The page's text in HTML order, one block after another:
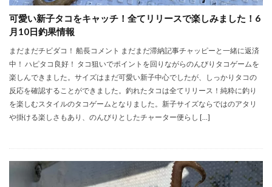
可愛い新子タコをキャッチ！全てリリースで楽しみました！6
月10日釣果情報
まだまだチビダコ！ 船長コメント まだまだ滞納記事チャッピーと一緒に返済
中！ ハピタコ良好！ タコ狙いでポイントを回りながらのんびりタコゲームを
楽しんできました。サイズはまだ可愛い新子中心でしたが、しっかりタコの
反応を確認することができました。釣れたタコは全てリリース！純粋に釣り
を楽しむスタイルのタコゲームとなりました。新子サイズならではのアタリ
や掛ける楽しさもあり、のんびりとしたチャーター便らし […]